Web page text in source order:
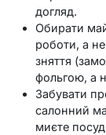
догляд.
Обирати
роботи, а не
зняття
фольгою, а
Забувати
салонний
миєте